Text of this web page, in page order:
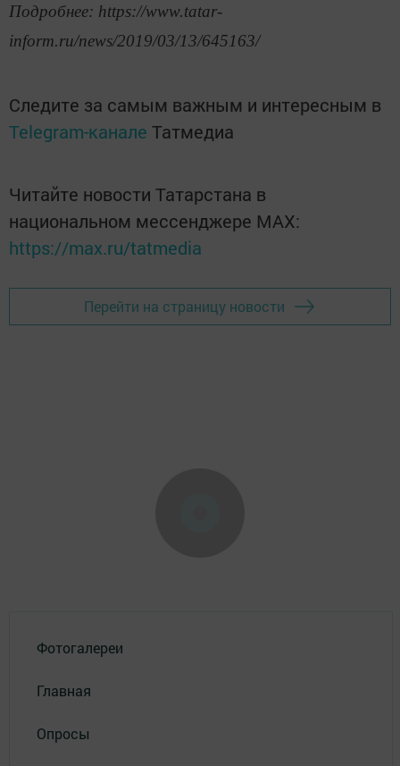
Подробнее: https://www.tatar-
inform.ru/news/2019/03/13/645163/
Следите за самым важным и интересным в
Telegram-канале Татмедиа
Читайте новости Татарстана в
национальном мессенджере MАХ:
https://max.ru/tatmedia
Перейти на страницу новости
Фотогалереи
Главная
Опросы